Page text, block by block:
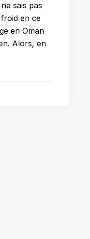
sais pas
en ce
en Oman
Alors, en